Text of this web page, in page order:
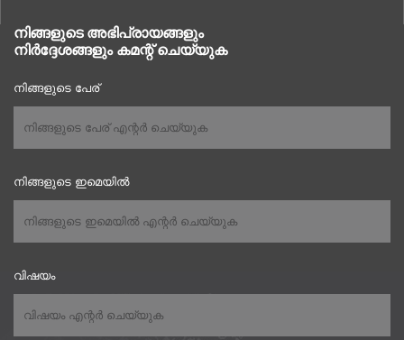
നിങ്ങളുടെ അഭിപ്രായങ്ങളും
നിർദ്ദേശങ്ങളും കമന്റ് ചെയ്യുക
നിങ്ങളുടെ പേര്
നിങ്ങളുടെ ഇമെയിൽ
വിഷയം